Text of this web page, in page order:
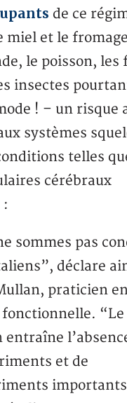
de ce
miel et le
le poisson, les
insectes
! – un risque
systèmes
telles
cérébraux
:
sommes pas
déclare
praticien
entraîne
et de